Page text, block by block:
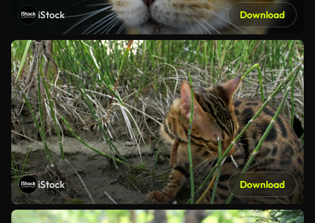
iStock Download
iStock Download